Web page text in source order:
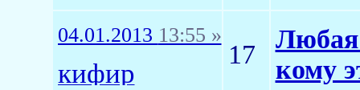
04.01.2013 13:55 »
кифир
17
Любая
кому